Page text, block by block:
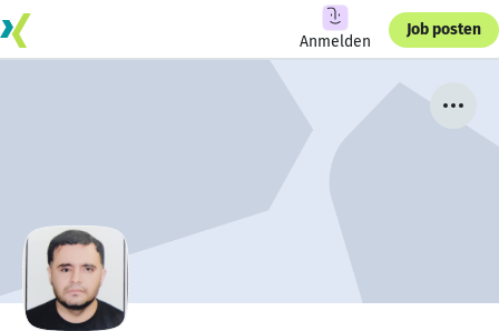
Anmelden
Job posten